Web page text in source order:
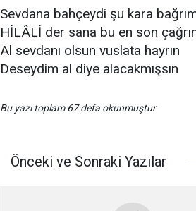
Sevdana bahçeydi şu kara
HİLÂLİ der sana bu en son
Al sevdanı olsun vuslata hayrın
Deseydim al diye alacakmışsın
Bu yazı toplam 67 defa okunmuştur
Önceki ve Sonraki Yazılar